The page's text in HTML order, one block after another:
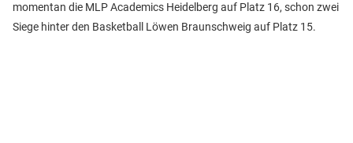
momentan die MLP Academics Heidelberg auf Platz 16, schon zwei
Siege hinter den Basketball Löwen Braunschweig auf Platz 15.